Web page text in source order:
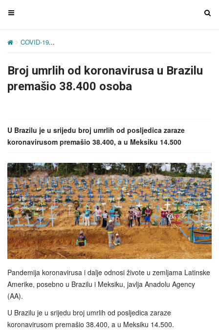
T
g
e
n
a
g
a
i
o
n
T
i
o
n
COVID-19
Broj umrlih od koronavirusa u Brazilu
premašio 38.400 osoba
U Brazilu je u srijedu broj umrlih od posljedica zaraze
koronavirusom premašio 38.400, a u Meksiku 14.500
Pandemija koronavirusa i dalje odnosi živote u zemljama Latinske
Amerike, posebno u Brazilu i Meksiku, javlja Anadolu Agency
(AA).
U Brazilu je u srijedu broj umrlih od posljedica zaraze
koronavirusom premašio 38.400, a u Meksiku 14.500.